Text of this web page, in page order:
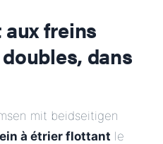
freins
dans
mit beidseitigen
à étrier flottant le